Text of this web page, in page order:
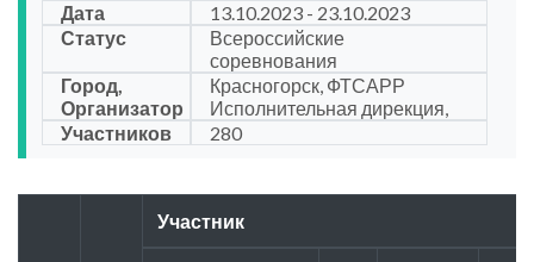
Дата
13.10.2023 - 23.10.2023
Статус
Всероссийские
соревнования
Город,
Организатор
Красногорск, ФТСАРР
Исполнительная дирекция,
Участников
280
Участник